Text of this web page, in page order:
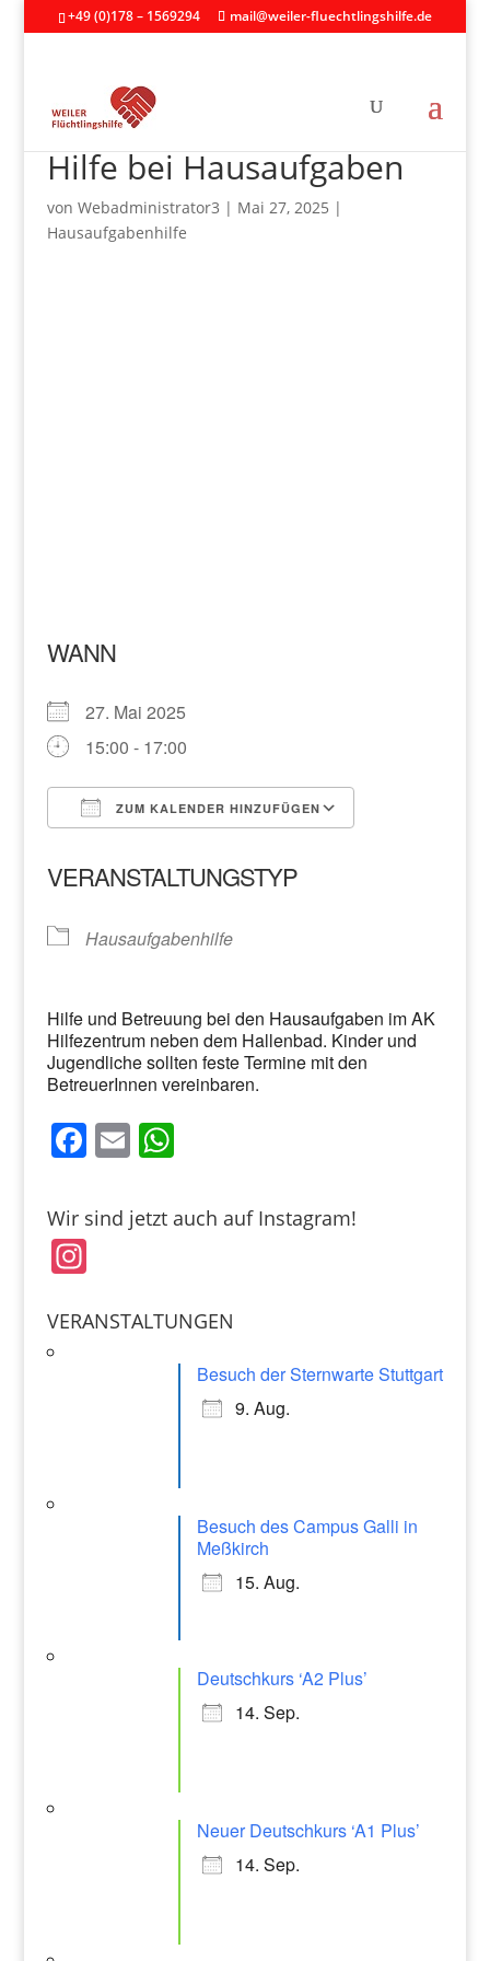
+49 (0)178 – 1569294 mail@weiler-fluechtlingshilfe.de
Hilfe bei Hausaufgaben
von Webadministrator3 | Mai 27, 2025 |
Hausaufgabenhilfe
WANN
27. Mai 2025
15:00 - 17:00
ZUM KALENDER HINZUFÜGEN
VERANSTALTUNGSTYP
Hausaufgabenhilfe
Hilfe und Betreuung bei den Hausaufgaben im AK
Hilfezentrum neben dem Hallenbad. Kinder und
Jugendliche sollten feste Termine mit den
BetreuerInnen vereinbaren.
F
c
e
b
o
E
ai
l
W
at
p
Wir sind jetzt auch auf Instagram!
In
a
VERANSTALTUNGEN
Besuch der Sternwarte Stuttgart
9. Aug.
Besuch des Campus Galli in
Meßkirch
15. Aug.
Deutschkurs ‘A2 Plus’
14. Sep.
Neuer Deutschkurs ‘A1 Plus’
14. Sep.